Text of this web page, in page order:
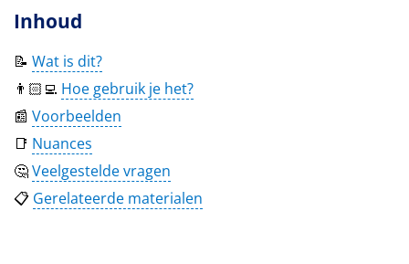
Inhoud
📝 Wat is dit?
👨🏻‍💻 Hoe gebruik je het?
📰 Voorbeelden
📑 Nuances
🤔Veelgestelde vragen
📋 Gerelateerde materialen